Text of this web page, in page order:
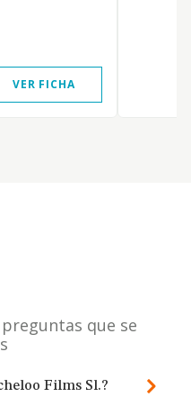
VER FICHA
que se
Films Sl.?